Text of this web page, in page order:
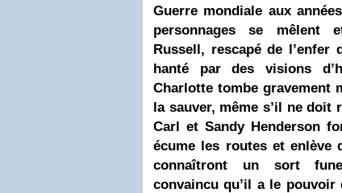
Guerre mondiale aux
personnages se mêlent
Russell, rescapé de l’enfer
hanté par des visions
Charlotte tombe gravement
la sauver, même s’il ne
Carl et Sandy Henderson
écume les routes et enlève
connaîtront un sort
convaincu qu’il a le pouvoir